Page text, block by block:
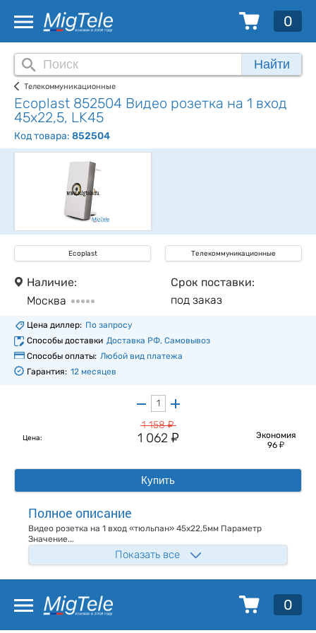
0
Найти
Телекоммуникационные
Ecoplast 852504 Видео розетка на 1 вход
45х22,5, LK45
Код товара: 852504
Ecoplast Телекоммуникационные
Наличие:
Москва
Срок поставки:
под заказ
Цена диллер: По запросу
Способы доставки Доставка РФ, Самовывоз
Способы оплаты: Любой вид платежа
Гарантия: 12 месяцев
Цена:
1 158у
1 062 у
Экономия
96у
Купить
Полное описание
Видео розетка на 1 вход «тюльпан» 45х22,5мм Параметр
Значение...
Показать все
0